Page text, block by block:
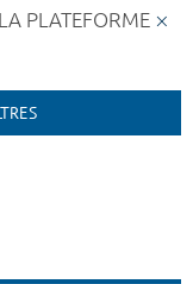
PLATEFORME